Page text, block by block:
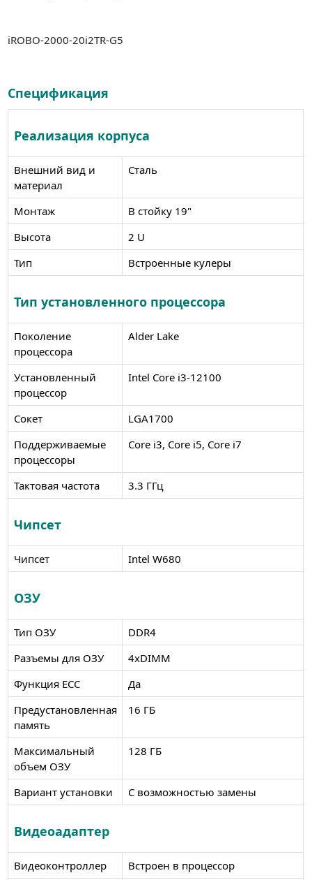
iROBO-2000-20i2TR-G5
Спецификация
Реализация корпуса
Внешний вид и
материал
Сталь
Монтаж
В стойку 19"
Высота
2 U
Тип
Встроенные кулеры
Тип установленного процессора
Поколение
процессора
Alder Lake
Установленный
процессор
Intel Core i3-12100
Сокет
LGA1700
Поддерживаемые
процессоры
Core i3, Core i5, Core i7
Тактовая частота 3.3 ГГц
Чипсет
Чипсет Intel W680
ОЗУ
Тип ОЗУ
DDR4
Разъемы для ОЗУ
4xDIMM
Функция ECC
Да
Предустановленная
память
16 ГБ
Максимальный
объем ОЗУ
128 ГБ
Вариант установки С возможностью замены
Видеоадаптер
Видеоконтроллер Встроен в процессор